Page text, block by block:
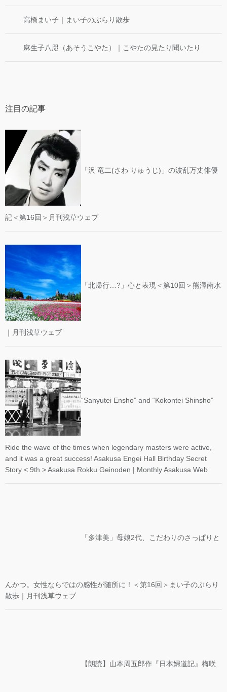
高橋まい子｜まい子のぶらり散歩
麻生子八咫（あそうこやた）｜こやたの見たり聞いたり
注目の記事
「沢 竜二(さわ りゅうじ)」の波乱万丈俳優
記＜第16回＞月刊浅草ウェブ
「北帰行…?」心と表現＜第10回＞熊澤南水
｜月刊浅草ウェブ
“Sanyutei Ensho” and “Kokontei Shinsho”
Ride the wave of the times when legendary masters were active,
and it was a great success! Asakusa Engei Hall Birthday Secret
Story < 9th > Asakusa Rokku Geinoden | Monthly Asakusa Web
「多津美」母娘2代、こだわりのさっぱりと
んかつ。女性ならではの感性が随所に！＜第16回＞まい子のぶらり
散歩｜月刊浅草ウェブ
【朗読】山本周五郎作『日本婦道記』梅咲